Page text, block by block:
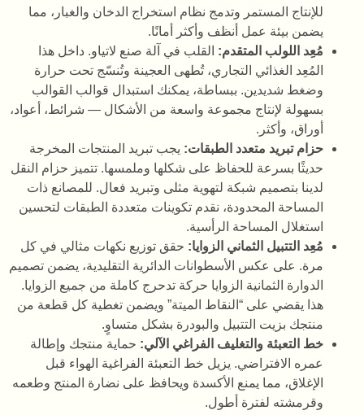
للإنتاج المستمر وتدمج نظام استخراج الدخان والغبار، مما
يضمن بيئة عمل أنظف وأكثر أمانًا.
مُعِد اللولب المتقدم: القلب في آلة صنع لاتياو. داخل هذا
المُعِد الغذائي التجاري، تُطهى العجينة وتُنسّج تحت حرارة
وضغط شديدين. ببساطة، يمكنك استبدال قوالب القوالب
بسهولة لإنتاج مجموعة واسعة من الأشكال — شرائط، أعواد،
أوراق، وأكثر.
حزام تبريد متعدد الطبقات: يجب تبريد المنتجات المخرجة
حديثًا بسرعة للحفاظ على شكلها وملمسها. تتميز حزام النقل
لدينا بتصميم شبكة لتهوية مثلى وتبريد فعال. للمصانع ذات
المساحة المحدودة، نقدم تكوينات متعددة الطبقات لتحسين
استغلال المساحة الرأسية.
مُعِد التتبيل الثماني الزوايا: حقق توزيع نكهات مثالي في كل
مرة. على عكس الأسطوانات الدائرية التقليدية، يضمن تصميم
الدوارة الثمانية الزوايا حركة تدحرج كاملة من جميع الزوايا.
هذا يقضي على “النقاط الميتة” ويضمن تغطية كل قطعة من
منتجك بزيت التتبيل والبودرة بشكل متساوٍ.
خط التعبئة والتغليف الفراغي الآلي: حماية منتجك وإطالة
عمره الافتراضي. يزيل خط التعبئة الفراغية الهواء قبل
الإغلاق، مما يمنع الأكسدة ويحافظ على نضارة المنتج وطعمه
وقرمشته لفترة أطول.